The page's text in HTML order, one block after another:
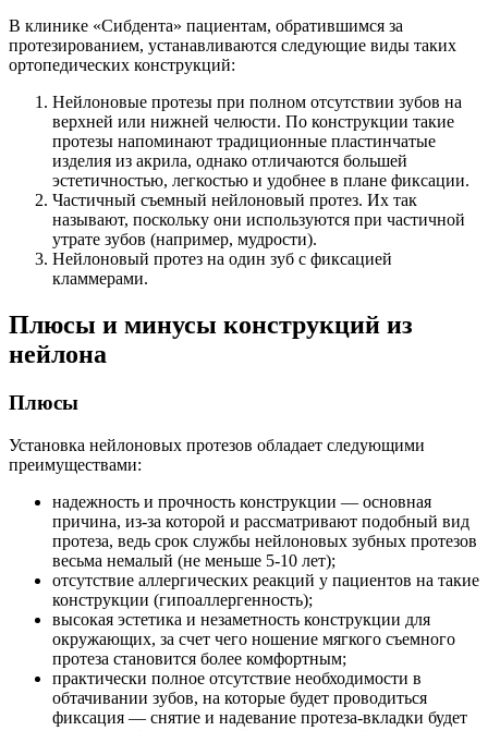
В клинике «Сибдента» пациентам, обратившимся за
протезированием, устанавливаются следующие виды таких
ортопедических конструкций:
Нейлоновые протезы при полном отсутствии зубов на
верхней или нижней челюсти. По конструкции такие
протезы напоминают традиционные пластинчатые
изделия из акрила, однако отличаются большей
эстетичностью, легкостью и удобнее в плане фиксации.
Частичный съемный нейлоновый протез. Их так
называют, поскольку они используются при частичной
утрате зубов (например, мудрости).
Нейлоновый протез на один зуб с фиксацией
кламмерами.
Плюсы и минусы конструкций из
нейлона
Плюсы
Установка нейлоновых протезов обладает следующими
преимуществами:
надежность и прочность конструкции — основная
причина, из-за которой и рассматривают подобный вид
протеза, ведь срок службы нейлоновых зубных протезов
весьма немалый (не меньше 5-10 лет);
отсутствие аллергических реакций у пациентов на такие
конструкции (гипоаллергенность);
высокая эстетика и незаметность конструкции для
окружающих, за счет чего ношение мягкого съемного
протеза становится более комфортным;
практически полное отсутствие необходимости в
обтачивании зубов, на которые будет проводиться
фиксация — снятие и надевание протеза-вкладки будет